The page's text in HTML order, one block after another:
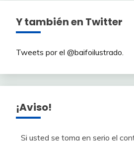
Y también en Twitter
Tweets por el @baifoilustrado.
¡Aviso!
Si usted se toma en serio el